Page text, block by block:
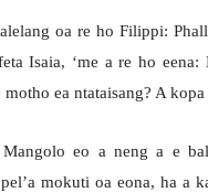
oa re ho Filippi:
Isaia, ‘me a re ho
motho ea ntataisang? A
Mangolo eo a neng a e
mokuti oa eona, ha a